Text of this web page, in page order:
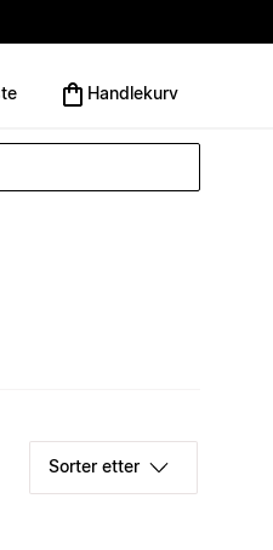
Handlekurv
Sorter etter